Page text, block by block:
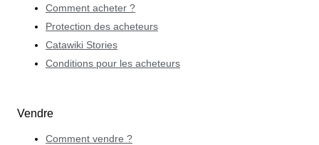
Comment acheter ?
Protection des acheteurs
Catawiki Stories
Conditions pour les acheteurs
Vendre
Comment vendre ?